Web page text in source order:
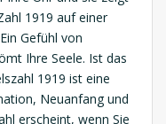
1919 auf einer
Gefühl von
Ihre Seele. Ist das
1919 ist eine
Neuanfang und
erscheint, wenn Sie